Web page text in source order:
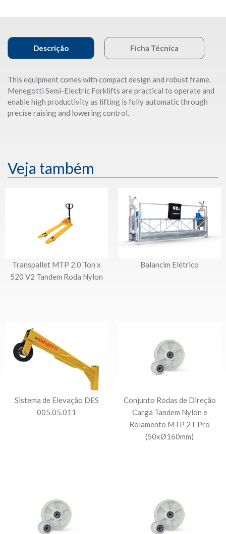
Descrição Ficha Técnica
This equipment comes with compact design and robust frame.
Menegotti Semi-Electric Forklifts are practical to operate and
enable high productivity as lifting is fully automatic through
precise raising and lowering control.
Veja também
Transpallet MTP 2.0 Ton x
520 V2 Tandem Roda Nylon
Balancim Elétrico
Sistema de Elevação DES
005.05.011
Conjunto Rodas de Direção
Carga Tandem Nylon e
Rolamento MTP 2T Pro
(50xØ160mm)